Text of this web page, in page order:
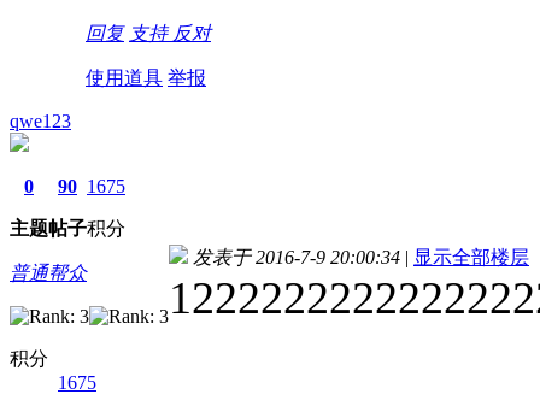
回复 支持 反对
使用道具 举报
qwe123
0
主题
90
帖子
1675
积分
普通帮众
积分
1675
发表于 2016-7-9 20:00:34 | 显示全部楼层